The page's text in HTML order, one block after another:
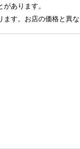
あります。
す。お店の価格と異な